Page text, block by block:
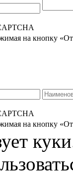
на кнопку
на кнопку